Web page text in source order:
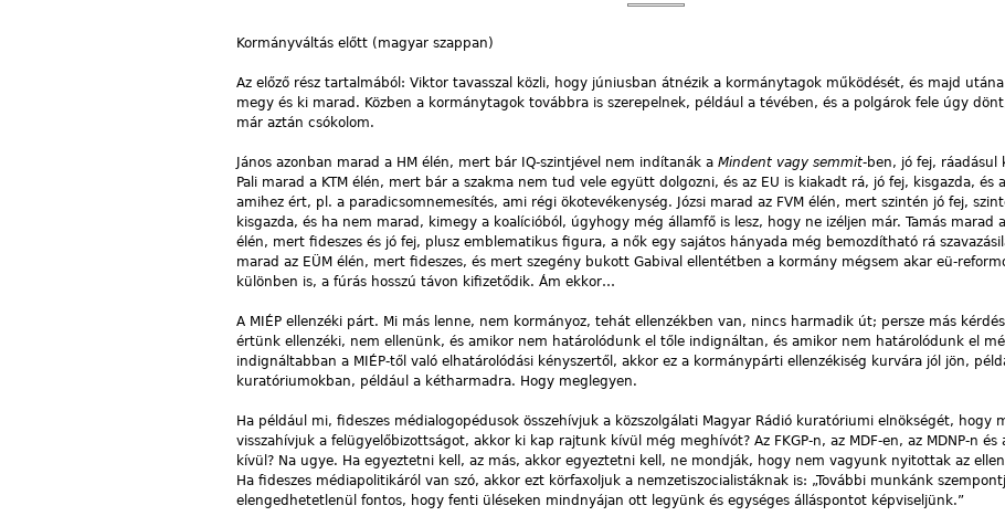
Kormányváltás előtt (magyar szappan)
Az előző rész tartalmából: Viktor tavasszal közli, hogy júniusban átnézik a kormánytagok működését, és majd
megy és ki marad. Közben a kormánytagok továbbra is szerepelnek, például a tévében, és a polgárok fele úgy
már aztán csókolom.
János azonban marad a HM élén, mert bár IQ-szintjével nem indítanák a Mindent vagy semmit-ben, jó fej, ráadásul
Pali marad a KTM élén, mert bár a szakma nem tud vele együtt dolgozni, és az EU is kiakadt rá, jó fej, kisgazda, és
amihez ért, pl. a paradicsomnemesítés, ami régi ökotevékenység. Józsi marad az FVM élén, mert szintén jó fej,
kisgazda, és ha nem marad, kimegy a koalícióból, úgyhogy még államfő is lesz, hogy ne izéljen már. Tamás marad
élén, mert fideszes és jó fej, plusz emblematikus figura, a nők egy sajátos hányada még bemozdítható rá
marad az EÜM élén, mert fideszes, és mert szegény bukott Gabival ellentétben a kormány mégsem akar eü-
különben is, a fúrás hosszú távon kifizetődik. Ám ekkor…
A MIÉP ellenzéki párt. Mi más lenne, nem kormányoz, tehát ellenzékben van, nincs harmadik út; persze más
értünk ellenzéki, nem ellenünk, és amikor nem határolódunk el tőle indignáltan, és amikor nem határolódunk el
indignáltabban a MIÉP-től való elhatárolódási kényszertől, akkor ez a kormánypárti ellenzékiség kurvára jól jön,
kuratóriumokban, például a kétharmadra. Hogy meglegyen.
Ha például mi, fideszes médialogopédusok összehívjuk a közszolgálati Magyar Rádió kuratóriumi elnökségét, hogy
visszahívjuk a felügyelőbizottságot, akkor ki kap rajtunk kívül még meghívót? Az FKGP-n, az MDF-en, az MDNP-n és
kívül? Na ugye. Ha egyeztetni kell, az más, akkor egyeztetni kell, ne mondják, hogy nem vagyunk nyitottak az
Ha fideszes médiapolitikáról van szó, akkor ezt körfaxoljuk a nemzetiszocialistáknak is: „További munkánk
elengedhetetlenül fontos, hogy fenti üléseken mindnyájan ott legyünk és egységes álláspontot képviseljünk.”